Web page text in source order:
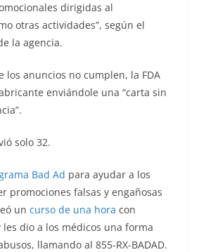
dirigidas al
otras actividades”, según el
la agencia.
los anuncios no cumplen, la FDA
enviándole una “carta sin
solo 32.
Bad Ad para ayudar a los
promociones falsas y engañosas
un curso de una hora con
les dio a los médicos una forma
llamando al 855-RX-BADAD.